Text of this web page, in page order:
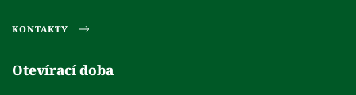
KONTAKTY
Otevírací doba